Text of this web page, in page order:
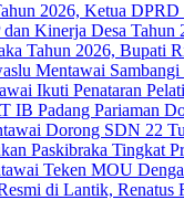
2026, Ketua
Kinerja Desa
Tahun 2026, Bupati
Mentawai
Ikuti Penataran
IB Padang Pariaman
Dorong SDN 22
Paskibraka Tingkat
Teken MOU
di Lantik, Renatus